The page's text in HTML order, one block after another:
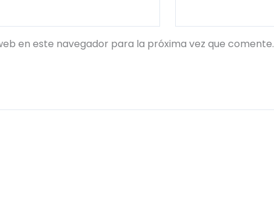
en este navegador para la próxima vez que comente.